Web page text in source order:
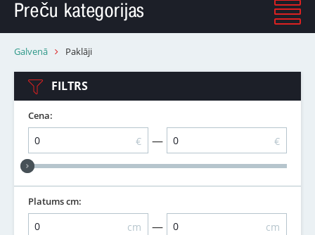
Preču kategorijas
Galvenā Paklāji
FILTRS
Cena:
€ — €
Platums cm:
cm — cm